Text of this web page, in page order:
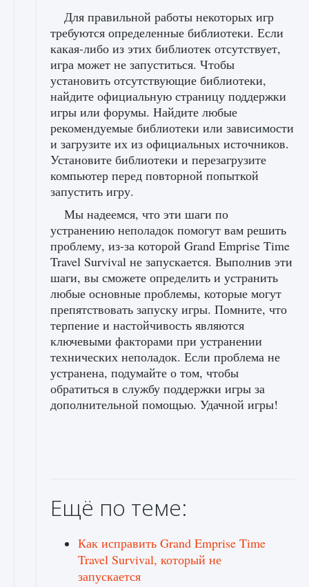
Для правильной работы некоторых игр
требуются определенные библиотеки. Если
какая-либо из этих библиотек отсутствует,
игра может не запуститься. Чтобы
установить отсутствующие библиотеки,
найдите официальную страницу поддержки
игры или форумы. Найдите любые
рекомендуемые библиотеки или зависимости
и загрузите их из официальных источников.
Установите библиотеки и перезагрузите
компьютер перед повторной попыткой
запустить игру.
Мы надеемся, что эти шаги по
устранению неполадок помогут вам решить
проблему, из-за которой Grand Emprise Time
Travel Survival не запускается. Выполнив эти
шаги, вы сможете определить и устранить
любые основные проблемы, которые могут
препятствовать запуску игры. Помните, что
терпение и настойчивость являются
ключевыми факторами при устранении
технических неполадок. Если проблема не
устранена, подумайте о том, чтобы
обратиться в службу поддержки игры за
дополнительной помощью. Удачной игры!
Ещё по теме:
Как исправить Grand Emprise Time
Travel Survival, который не
запускается